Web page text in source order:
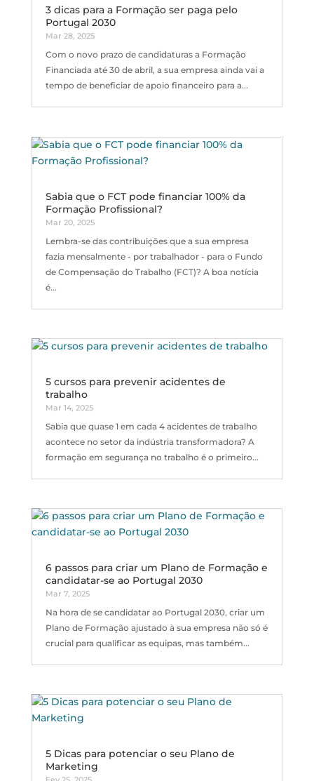
3 dicas para a Formação ser paga pelo
Portugal 2030
Mar 28, 2025
Com o novo prazo de candidaturas a Formação
Financiada até 30 de abril, a sua empresa ainda vai a
tempo de beneficiar de apoio financeiro para a...
Sabia que o FCT pode financiar 100% da
Formação Profissional?
Mar 20, 2025
Lembra-se das contribuições que a sua empresa
fazia mensalmente - por trabalhador - para o Fundo
de Compensação do Trabalho (FCT)? A boa notícia
é...
5 cursos para prevenir acidentes de
trabalho
Mar 14, 2025
Sabia que quase 1 em cada 4 acidentes de trabalho
acontece no setor da indústria transformadora? A
formação em segurança no trabalho é o primeiro...
6 passos para criar um Plano de Formação e
candidatar-se ao Portugal 2030
Mar 7, 2025
Na hora de se candidatar ao Portugal 2030, criar um
Plano de Formação ajustado à sua empresa não só é
crucial para qualificar as equipas, mas também...
5 Dicas para potenciar o seu Plano de
Marketing